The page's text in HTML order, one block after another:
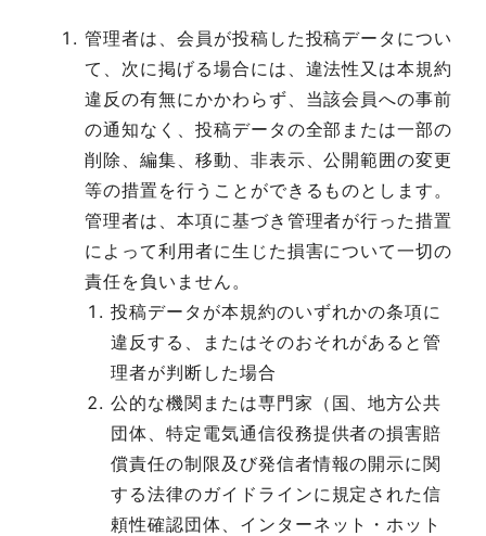
管理者は、会員が投稿した投稿データについ
て、次に掲げる場合には、違法性又は本規約
違反の有無にかかわらず、当該会員への事前
の通知なく、投稿データの全部または一部の
削除、編集、移動、非表示、公開範囲の変更
等の措置を行うことができるものとします。
管理者は、本項に基づき管理者が行った措置
によって利用者に生じた損害について一切の
責任を負いません。
投稿データが本規約のいずれかの条項に
違反する、またはそのおそれがあると管
理者が判断した場合
公的な機関または専門家（国、地方公共
団体、特定電気通信役務提供者の損害賠
償責任の制限及び発信者情報の開示に関
する法律のガイドラインに規定された信
頼性確認団体、インターネット・ホット